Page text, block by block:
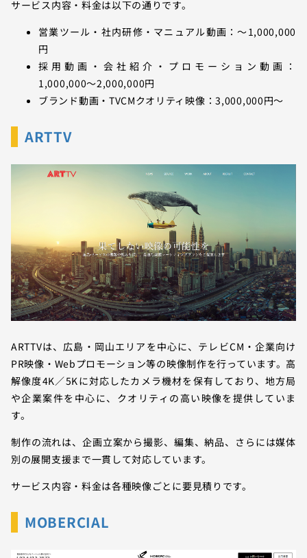
サービス内容・料金は以下の通りです。
営業ツール・社内研修・マニュアル動画：〜1,000,000
円
採用動画・会社紹介・プロモーション動画：
1,000,000〜2,000,000円
ブランド動画・TVCMクオリティ映像：3,000,000円〜
ARTTV
ARTTVは、広島・岡山エリアを中心に、テレビCM・企業向け
PR映像・Webプロモーション等の映像制作を行っています。高
解像度4K／5Kに対応したカメラ機材を保有しており、地方局
や企業案件を中心に、クオリティの高い映像を提供していま
す。
制作の流れは、企画立案から撮影、編集、納品、さらには媒体
別の展開支援まで一貫して対応しています。
サービス内容・料金は各種映像ごとに要見積りです。
MOBERCIAL